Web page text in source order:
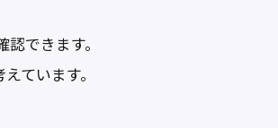
できます。
ています。